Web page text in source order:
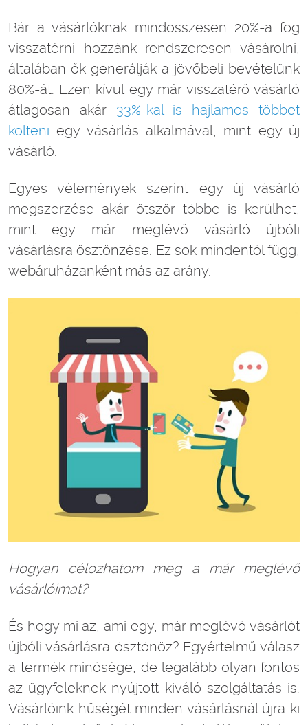
Bár a vásárlóknak mindösszesen 20%-a fog
visszatérni hozzánk rendszeresen vásárolni,
általában ők generálják a jövőbeli bevételünk
80%-át. Ezen kívül egy már visszatérő vásárló
átlagosan akár 33%-kal is hajlamos többet
költeni egy vásárlás alkalmával, mint egy új
vásárló.
Egyes vélemények szerint egy új vásárló
megszerzése akár ötször többe is kerülhet,
mint egy már meglévő vásárló újbóli
vásárlásra ösztönzése. Ez sok mindentől függ,
webáruházanként más az arány.
Hogyan célozhatom meg a már meglévő
vásárlóimat?
És hogy mi az, ami egy, már meglévő vásárlót
újbóli vásárlásra ösztönöz? Egyértelmű válasz
a termék minősége, de legalább olyan fontos
az ügyfeleknek nyújtott kiváló szolgáltatás is.
Vásárlóink hűségét minden vásárlásnál újra ki